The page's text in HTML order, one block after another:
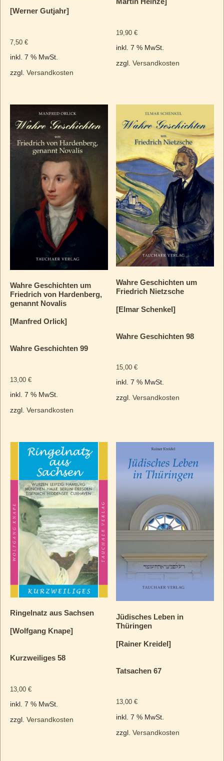
[Werner Gutjahr]
7,50 €
inkl. 7 % MwSt.
zzgl. Versandkosten
19,90€
inkl. 7 % MwSt.
zzgl.Versandkosten
Wahre Geschichten um
Friedrich von Hardenberg,
genannt Novalis
[Manfred Orlick]
Wahre Geschichten 99
13,00 €
inkl. 7 % MwSt.
zzgl. Versandkosten
Wahre Geschichten um
Friedrich Nietzsche
[Elmar Schenkel]
Wahre Geschichten 98
15,00€
inkl. 7 % MwSt.
zzgl.Versandkosten
Ringelnatz aus Sachsen
[Wolfgang Knape]
Kurzweiliges 58
13,00 €
inkl. 7 % MwSt.
zzgl. Versandkosten
Jüdisches Leben in
Thüringen
[Rainer Kreidel]
Tatsachen 67
13,00€
inkl. 7 % MwSt.
zzgl.Versandkosten